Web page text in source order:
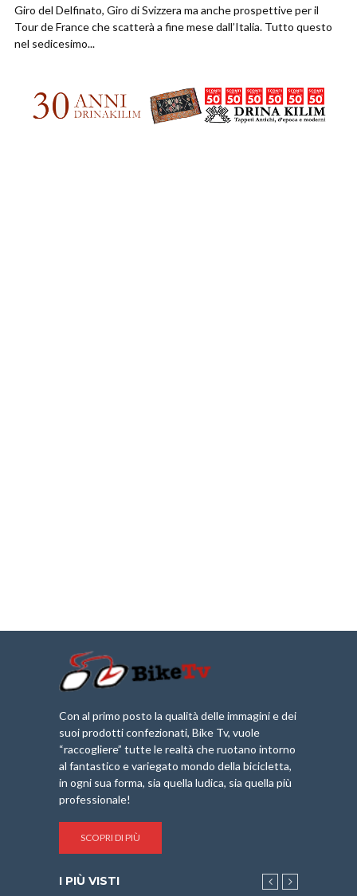
Giro del Delfinato, Giro di Svizzera ma anche prospettive per il
Tour de France che scatterà a fine mese dall’Italia. Tutto questo
nel sedicesimo...
Con al primo posto la qualità delle immagini e dei
suoi prodotti confezionati, Bike Tv, vuole
“raccogliere” tutte le realtà che ruotano intorno
al fantastico e variegato mondo della bicicletta,
in ogni sua forma, sia quella ludica, sia quella più
professionale!
SCOPRI DI PIÙ
I PIÙ VISTI